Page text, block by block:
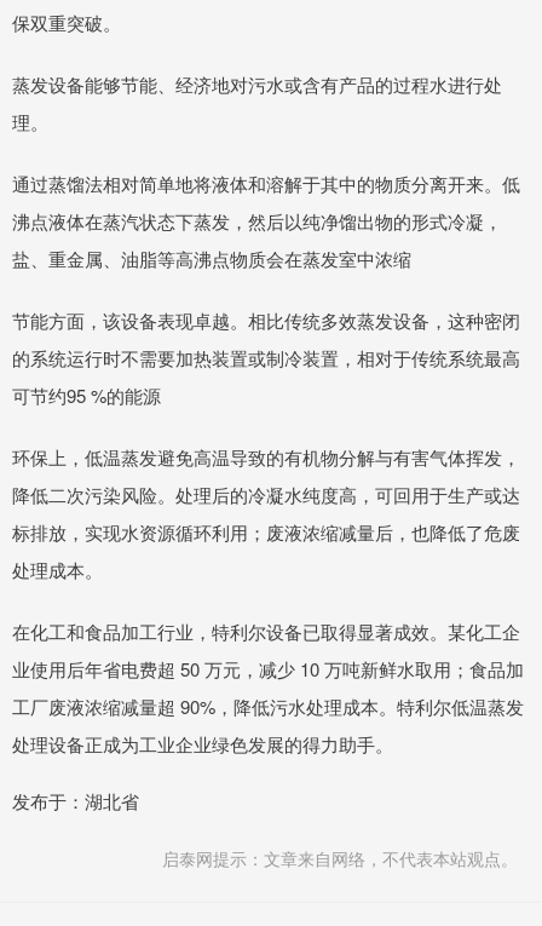
保双重突破。
蒸发设备能够节能、经济地对污水或含有产品的过程水进行处
理。
通过蒸馏法相对简单地将液体和溶解于其中的物质分离开来。低
沸点液体在蒸汽状态下蒸发，然后以纯净馏出物的形式冷凝，
盐、重金属、油脂等高沸点物质会在蒸发室中浓缩
节能方面，该设备表现卓越。相比传统多效蒸发设备，这种密闭
的系统运行时不需要加热装置或制冷装置，相对于传统系统最高
可节约95 %的能源
环保上，低温蒸发避免高温导致的有机物分解与有害气体挥发，
降低二次污染风险。处理后的冷凝水纯度高，可回用于生产或达
标排放，实现水资源循环利用；废液浓缩减量后，也降低了危废
处理成本。
在化工和食品加工行业，特利尔设备已取得显著成效。某化工企
业使用后年省电费超 50 万元，减少 10 万吨新鲜水取用；食品加
工厂废液浓缩减量超 90%，降低污水处理成本。特利尔低温蒸发
处理设备正成为工业企业绿色发展的得力助手。
发布于：湖北省
启泰网提示：文章来自网络，不代表本站观点。